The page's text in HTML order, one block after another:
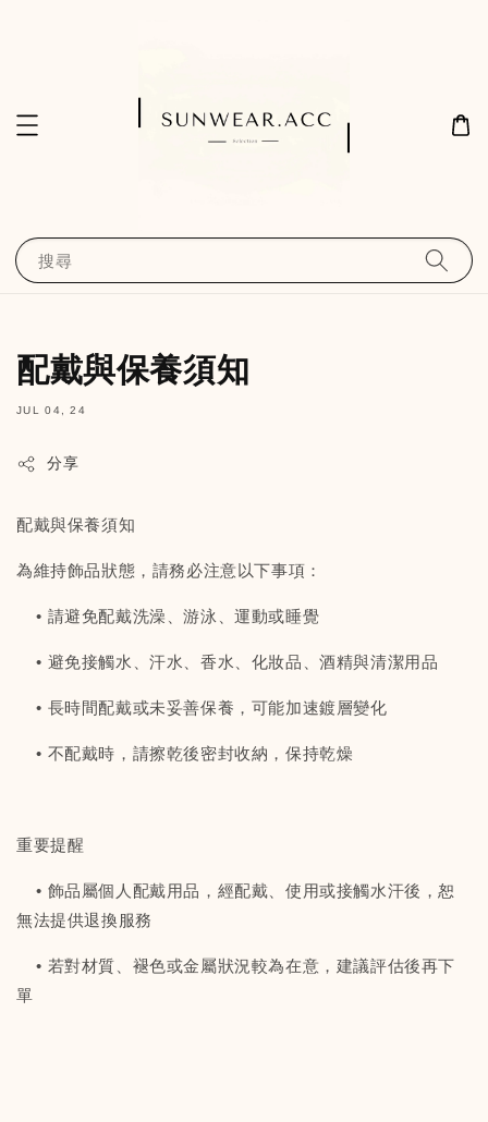
搜尋
配戴與保養須知
JUL 04, 24
分享
配戴與保養須知
為維持飾品狀態，請務必注意以下事項：
• 請避免配戴洗澡、游泳、運動或睡覺
• 避免接觸水、汗水、香水、化妝品、酒精與清潔用品
• 長時間配戴或未妥善保養，可能加速鍍層變化
• 不配戴時，請擦乾後密封收納，保持乾燥
重要提醒
• 飾品屬個人配戴用品，經配戴、使用或接觸水汗後，恕
無法提供退換服務
• 若對材質、褪色或金屬狀況較為在意，建議評估後再下
單